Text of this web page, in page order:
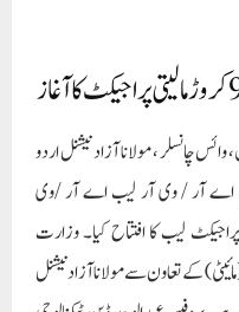
وائس چانسلر ، مولانا آزاد نیشنل اردو
اے آر / وی آر لیب اے آر /وی
لیب کا افتتاح کیا۔ وزارت
کے تعاون سے مولانا آزاد نیشنل